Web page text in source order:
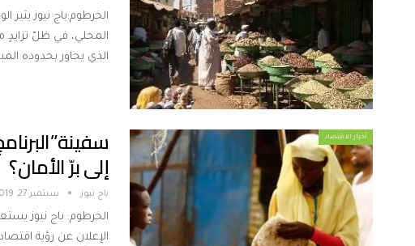
الخرطوم:باج نيوز يثير
المحلي، في ظلّ تزايدٍ
الذي يجاور بحدوده
أخبار الاقتصاد
إلى برّ الأمان؟
باج نيوز سبتمبر 27, 2019
الخرطوم: باج نيوز
الإعلان عن رؤية